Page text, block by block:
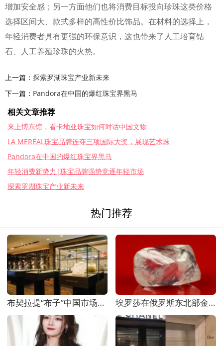
增加安全感；另一方面他们也将消费目标投向珍珠这类价格
选择区间大、款式多样的高性价比饰品。在材料的选择上，
年轻消费者具有更强的环保意识，这也带来了人工培育钻
石、人工养殖珍珠的火热。
上一篇： 探索罗湖珠宝产业新未来
下一篇： Pandora在中国的爆红珠宝界黑马
相关文章推荐
来上博东馆，看卡地亚珠宝如何对话中国文物
LA MEREAL珠宝品牌连夺三项国际大奖，展现艺术珠
Pandora在中国的爆红珠宝界黑马
年轻消费新势力|珠宝品牌强势竞逐年轻市场
探索罗湖珠宝产业新未来
热门推荐
布契拉提“布子”中国市场——中国首家精品店上海 埃罗莎在俄罗斯东北部金伯利岩筒新发现3颗宝石级